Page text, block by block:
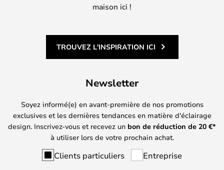
maison ici !
TROUVEZ L'INSPIRATION ICI
Newsletter
Soyez informé(e) en avant-première de nos promotions
exclusives et les dernières tendances en matière d'éclairage
design. Inscrivez-vous et recevez un bon de réduction de 20 €*
à utiliser lors de votre prochain achat.
Clients particuliers Entreprise